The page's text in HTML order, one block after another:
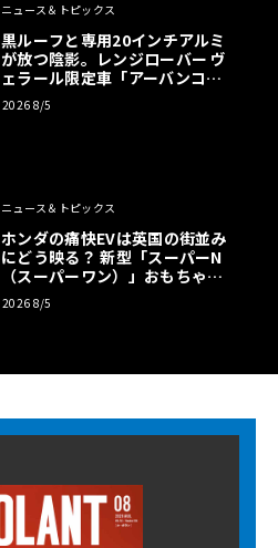
ニュース＆トピックス
黒ルーフと専用20インチアルミ
が放つ陰影。レンジローバー ヴ
ェラール限定車「アーバンコン
トラスト・エディション」登場
2026 8/5
ニュース＆トピックス
ホンダの痛快EVは英国の街並み
にどう映る？ 新型「スーパーN
（スーパーワン）」おもちゃ箱
ツアーの全貌
2026 8/5